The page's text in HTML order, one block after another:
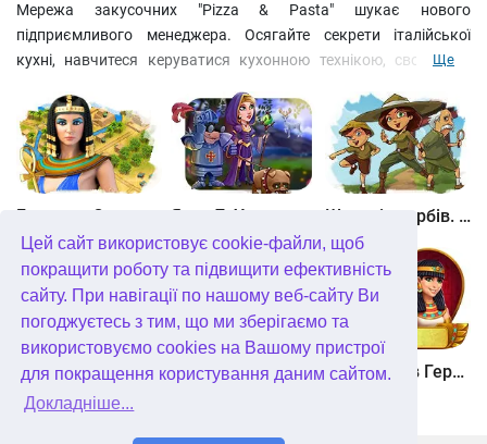
Цей сайт використовує cookie-файли, щоб
покращити роботу та підвищити ефективність
сайту. При навігації по нашому веб-сайту Ви
погоджуєтесь з тим, що ми зберігаємо та
використовуємо cookies на Вашому пристрої
для покращення користування даним сайтом.
Докладніше...
Мережа закусочних "Pizza & Pasta" шукає нового
підприємливого менеджера. Осягайте секрети італійської
кухні, навчитеся керуватися кухонною технікою, своєчасно
ресторанчик. Заробляйте монети та зірочки, купуйте
покращення та подорожуйте по всьому світу, щоб освоїти
національні страви інших країн. На вас чекає Італія, Японія,
США і навіть місце шеф-кухаря у найкращому ресторані
Парижа!
Ще
Шукачі скарбів. Камінь душі
Шукачі скарбів. Сніжна королева. колекційне видання Алісія Квотермейн 3. Таємниця палаючого золота. колекційне видання 12 подвигів Геракла. Як я зустрів Мегару. колекційне видання